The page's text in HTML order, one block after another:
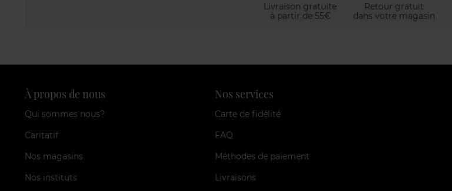
Livraison gratuite
à partir de 55€
Retour gratuit
dans votre magasin
À propos de nous
Qui sommes nous?
Caritatif
Nos magasins
Nos instituts
Nos services
Carte de fidélité
FAQ
Méthodes de paiement
Livraisons